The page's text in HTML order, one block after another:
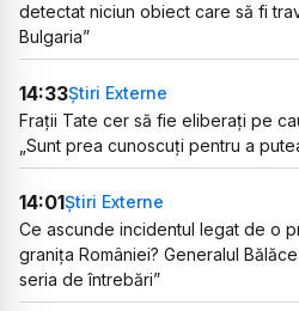
detectat niciun obiect care să fi
Bulgaria”
14:33Știri Externe
Frații Tate cer să fie eliberați pe
„Sunt prea cunoscuți pentru a
14:01Știri Externe
Ce ascunde incidentul legat de o
granița României? Generalul
seria de întrebări”